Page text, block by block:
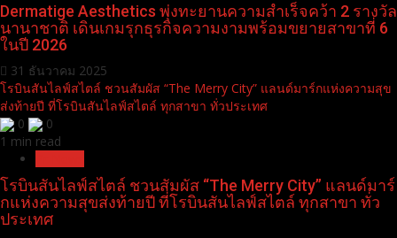
Dermatige Aesthetics พุ่งทะยานความสำเร็จคว้า 2 รางวัล
นานาชาติ เดินเกมรุกธุรกิจความงามพร้อมขยายสาขาที่ 6
ในปี 2026
31 ธันวาคม 2025
โรบินสันไลฟ์สไตล์ ชวนสัมผัส “The Merry City” แลนด์มาร์กแห่งความสุข
ส่งท้ายปี ที่โรบินสันไลฟ์สไตล์ ทุกสาขา ทั่วประเทศ
0
0
1 min read
โรบินสันไลฟ์สไตล์ ชวนสัมผัส “The Merry City” แลนด์มาร์
กแห่งความสุขส่งท้ายปี ที่โรบินสันไลฟ์สไตล์ ทุกสาขา ทั่ว
ประเทศ